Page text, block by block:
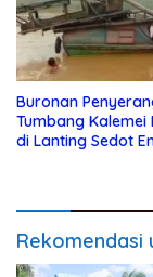
Buronan
Tumbang Kalemei
di Lanting Sedot
Rekomendasi